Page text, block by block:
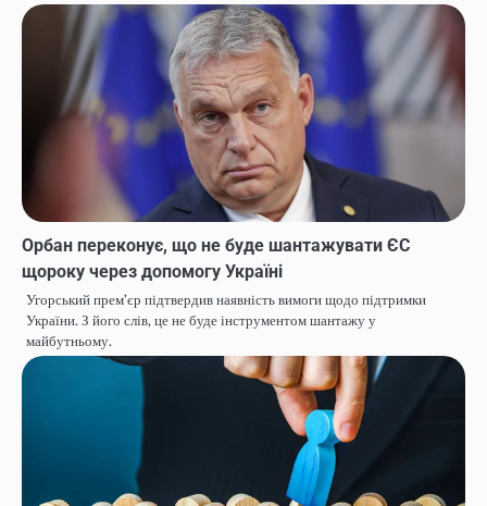
Орбан переконує, що не буде шантажувати ЄС
щороку через допомогу Україні
Угорський премʼєр підтвердив наявність вимоги щодо підтримки
України. З його слів, це не буде інструментом шантажу у
майбутньому.